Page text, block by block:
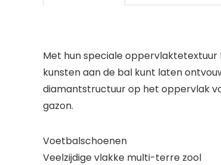
Met hun speciale oppervlaktetextuur
kunsten aan de bal kunt laten
diamantstructuur op het oppervlak
gazon.
Voetbalschoenen
Veelzijdige vlakke multi-terre zool